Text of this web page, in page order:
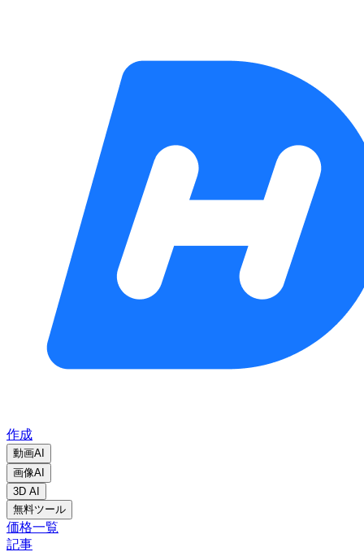
作成
動画AI
画像AI
3D AI
無料ツール
価格一覧
記事